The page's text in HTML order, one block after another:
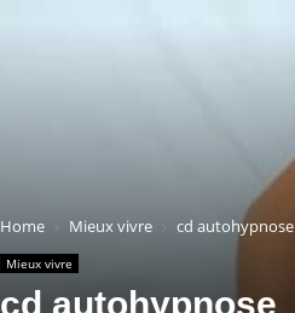
Home Mieux vivre cd autohypnose
Mieux vivre
cd autohypnose